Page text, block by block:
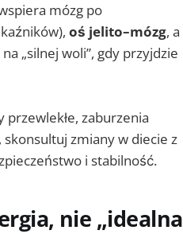
mózg po
oś jelito–mózg, a
„silnej woli”, gdy przyjdzie
zaburzenia
zmiany w diecie z
i stabilność.
nie „idealna